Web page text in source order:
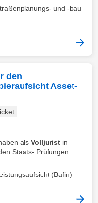
und -bau
den
Asset-
als Volljurist in
Staats- Prüfungen
(Bafin)